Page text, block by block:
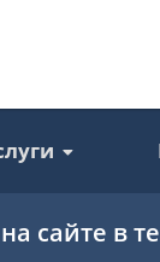
сайте в